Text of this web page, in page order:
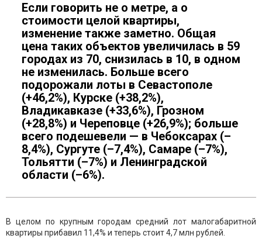
Если говорить не о метре, а о
стоимости целой квартиры,
изменение также заметно. Общая
цена таких объектов увеличилась в 59
городах из 70, снизилась в 10, в одном
не изменилась. Больше всего
подорожали лоты в Севастополе
(+46,2%), Курске (+38,2%),
Владикавказе (+33,6%), Грозном
(+28,8%) и Череповце (+26,9%); больше
всего подешевели — в Чебоксарах (–
8,4%), Сургуте (–7,4%), Самаре (–7%),
Тольятти (–7%) и Ленинградской
области (–6%).
В целом по крупным городам средний лот малогабаритной
квартиры прибавил 11,4% и теперь стоит 4,7 млн рублей.